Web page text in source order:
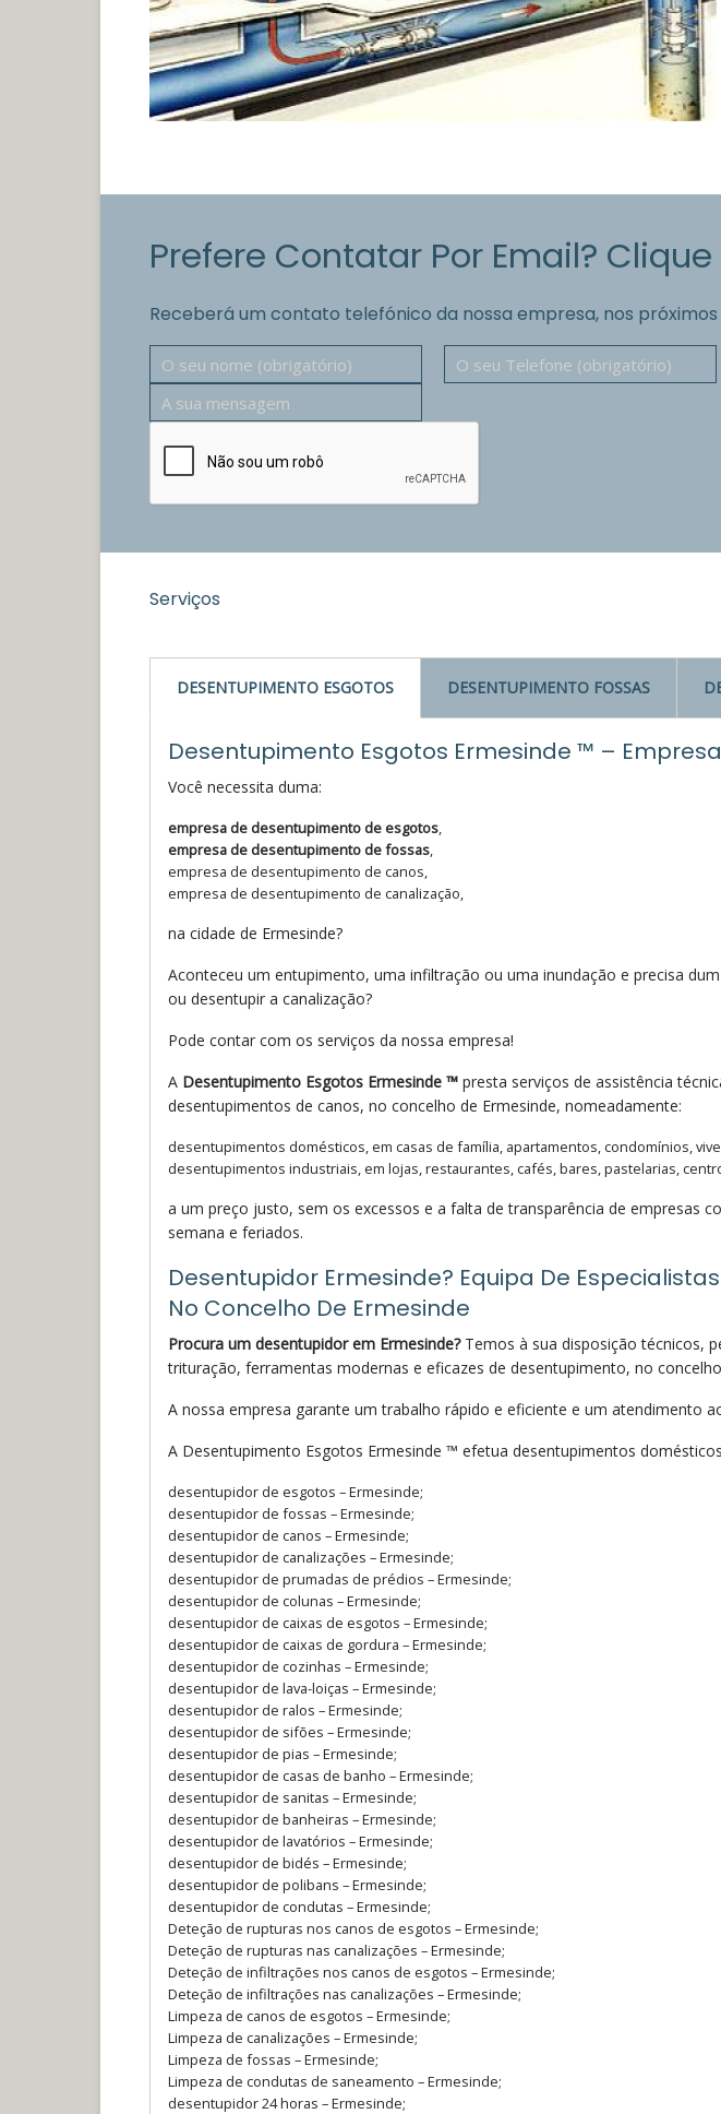
Prefere Contatar Por Email?
Receberá um contato telefónico da nossa empresa, nos próximos
Serviços
DESENTUPIMENTO ESGOTOS DESENTUPIMENTO FOSSAS
Desentupimento Esgotos Ermesinde ™ –
Você necessita duma:
empresa de desentupimento de esgotos,
empresa de desentupimento de fossas,
empresa de desentupimento de canos,
empresa de desentupimento de canalização,
na cidade de Ermesinde?
Aconteceu um entupimento, uma infiltração ou uma inundação e precisa
ou desentupir a canalização?
Pode contar com os serviços da nossa empresa!
A Desentupimento Esgotos Ermesinde ™ presta serviços de assistência
desentupimentos de canos, no concelho de Ermesinde, nomeadamente:
desentupimentos domésticos, em casas de família, apartamentos, condomínios,
desentupimentos industriais, em lojas, restaurantes, cafés, bares, pastelarias,
a um preço justo, sem os excessos e a falta de transparência de empresas
semana e feriados.
Desentupidor Ermesinde? Equipa De
No Concelho De Ermesinde
Procura um desentupidor em Ermesinde?Temos à sua disposição técnicos,
trituração, ferramentas modernas e eficazes de desentupimento, no
A nossa empresa garante um trabalho rápido e eficiente e um atendimento
A Desentupimento Esgotos Ermesinde ™ efetua desentupimentos
desentupidor de esgotos – Ermesinde;
desentupidor de fossas – Ermesinde;
desentupidor de canos – Ermesinde;
desentupidor de canalizações – Ermesinde;
desentupidor de prumadas de prédios – Ermesinde;
desentupidor de colunas – Ermesinde;
desentupidor de caixas de esgotos – Ermesinde;
desentupidor de caixas de gordura – Ermesinde;
desentupidor de cozinhas – Ermesinde;
desentupidor de lava-loiças – Ermesinde;
desentupidor de ralos – Ermesinde;
desentupidor de sifões – Ermesinde;
desentupidor de pias – Ermesinde;
desentupidor de casas de banho – Ermesinde;
desentupidor de sanitas – Ermesinde;
desentupidor de banheiras – Ermesinde;
desentupidor de lavatórios – Ermesinde;
desentupidor de bidés – Ermesinde;
desentupidor de polibans – Ermesinde;
desentupidor de condutas – Ermesinde;
Deteção de rupturas nos canos de esgotos – Ermesinde;
Deteção de rupturas nas canalizações – Ermesinde;
Deteção de infiltrações nos canos de esgotos – Ermesinde;
Deteção de infiltrações nas canalizações – Ermesinde;
Limpeza de canos de esgotos – Ermesinde;
Limpeza de canalizações – Ermesinde;
Limpeza de fossas – Ermesinde;
Limpeza de condutas de saneamento – Ermesinde;
desentupidor 24 horas – Ermesinde;